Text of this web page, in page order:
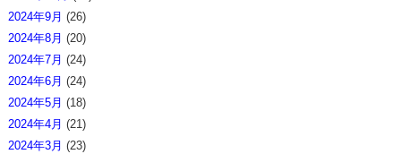
2024年9月 (26)
2024年8月 (20)
2024年7月 (24)
2024年6月 (24)
2024年5月 (18)
2024年4月 (21)
2024年3月 (23)